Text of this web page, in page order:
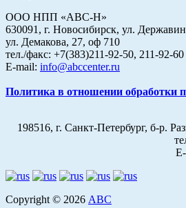
ООО НПП «АВС-Н»
630091, г. Новосибирск, ул.
ул. Демакова, 27, оф 710
тел./факс: +7(383)211-92-50, 211-92-60
E-mail: info@abccenter.ru
Политика в отношении обработки
198516, г. Санкт-Петербург, б-р.
Copyright © 2026 АВС